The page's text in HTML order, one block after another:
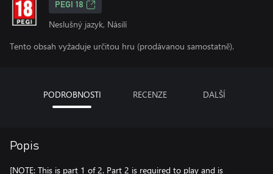
PEGI 18
Neslušný jazyk, Násilí
Tento obsah vyžaduje určitou hru (prodávanou samostatně).
PODROBNOSTI RECENZE DALŠÍ
Popis
[NOTE: This is part 1 of 2. Part 2 is required to play and is